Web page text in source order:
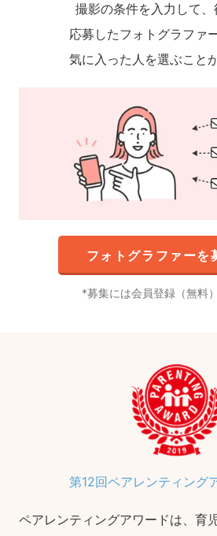
撮影の条件を入力して、
応募したフォトグラファ
気に入った人を選ぶこと
フォトグラファーを
募集には会員登録（無料
第12回ペアレンティング
ペアレンティングアワードは、育